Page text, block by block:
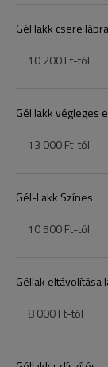
Gél lakk csere
10 200 Ft-tól
Gél lakk végleges
13 000 Ft-tól
Gél-Lakk Színes
10 500 Ft-tól
Géllak eltávolítása
8 000 Ft-tól